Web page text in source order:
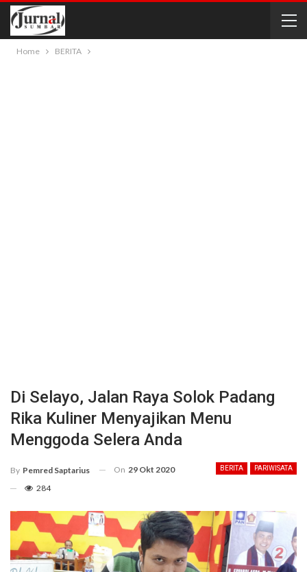
Home BERITA
Di Selayo, Jalan Raya Solok Padang
Rika Kuliner Menyajikan Menu
Menggoda Selera Anda
BERITA PARIWISATA
By Pemred Saptarius On 29 Okt 2020
284